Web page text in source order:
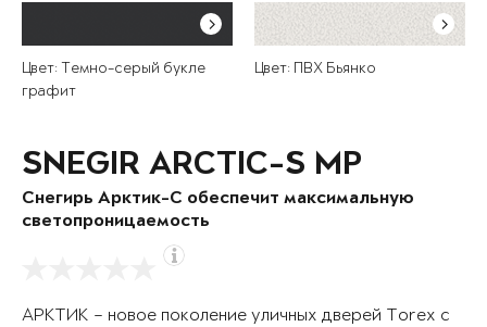
Цвет: Темно-серый букле
графит
Цвет: ПВХ Бьянко
SNEGIR ARCTIC-S MP
Снегирь Арктик-С обеспечит максимальную
светопроницаемость
АРКТИК – новое поколение уличных дверей Torex с